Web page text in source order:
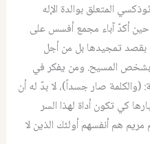
المتعلق بوالدة الإله
أكدّ آباء مجمع أفسس على
بقصد تمجيدها بل من أجل
بشخص المسيح. ومن يفكر في
(والكلمة صار جسداً)، لا بدّ له أن
كي تكون أداة لهذا السر
هم أنفسهم أولئك الذين لا